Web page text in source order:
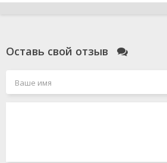
Оставь свой отзыв